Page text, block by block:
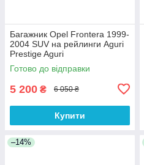
Багажник Opel Frontera 1999-
2004 SUV на рейлинги Aguri
Prestige Aguri
Готово до відправки
5 200 ₴ 6 050 ₴
Купити
–14%